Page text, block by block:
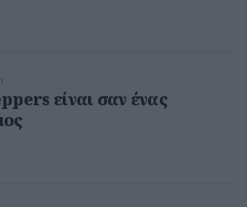
είναι σαν ένας